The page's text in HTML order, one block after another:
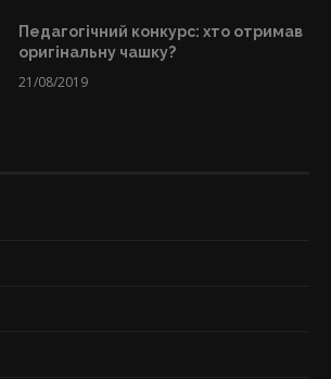
Педагогічний конкурс: хто отримав
оригінальну чашку?
21/08/2019